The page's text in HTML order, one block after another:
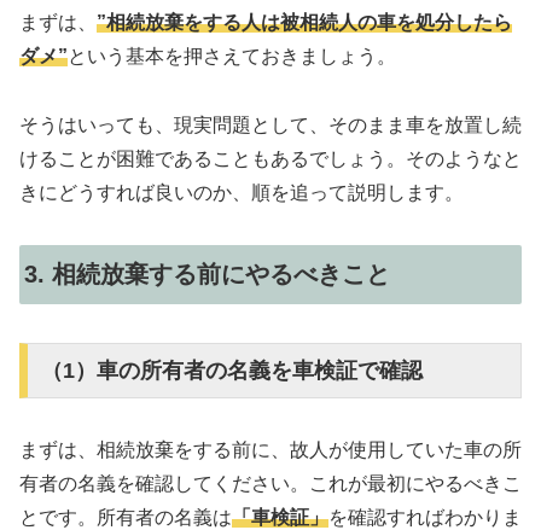
まずは、 ”相続放棄をする人は被相続人の車を処分したら
ダメ”という基本を押さえておきましょう。
そうはいっても、現実問題として、そのまま車を放置し続
けることが困難であることもあるでしょう。そのようなと
きにどうすれば良いのか、順を追って説明します。
3. 相続放棄する前にやるべきこと
（1）車の所有者の名義を車検証で確認
まずは、相続放棄をする前に、故人が使用していた車の所
有者の名義を確認してください。これが最初にやるべきこ
とです。所有者の名義は「車検証」を確認すればわかりま